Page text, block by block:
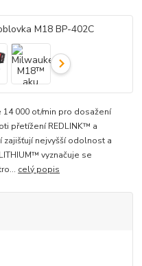
000 ot/min pro dosažení
přetížení REDLINK™ a
zajišťují nejvyšší odolnost a
vyznačuje se
celý popis